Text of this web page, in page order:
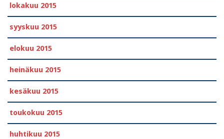
lokakuu 2015
syyskuu 2015
elokuu 2015
heinäkuu 2015
kesäkuu 2015
toukokuu 2015
huhtikuu 2015